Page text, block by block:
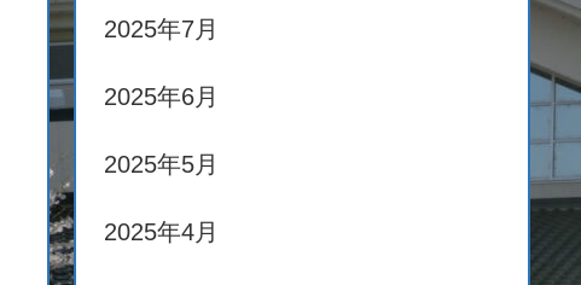
2025年7月
2025年6月
2025年5月
2025年4月